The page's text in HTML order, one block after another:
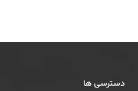
دسترسی ها